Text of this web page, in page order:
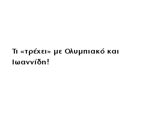
Τι «τρέχει» με Ολυμπιακό και
Ιωαννίδη!